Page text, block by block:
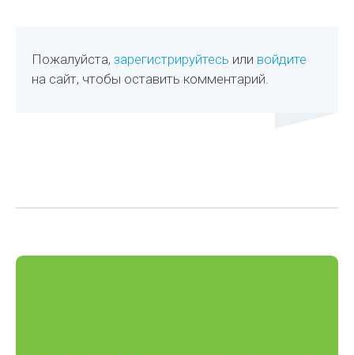
Пожалуйста,зарегистрируйтесь или войдите
на сайт, чтобы оставить комментарий.